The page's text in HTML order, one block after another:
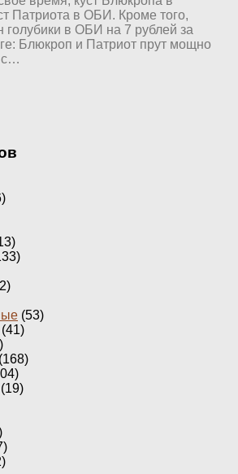
Патриота в ОБИ. Кроме того,
голубики в ОБИ на 7 рублей за
Блюкроп и Патриот прут мощно
с…
(53)
(41)
(168)
(19)